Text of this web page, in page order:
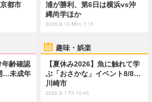
都市
浦が勝利、第6日は横浜vs沖
縄尚学ほか
2026.8.10 Mon 7:15
齢確認
…未成年
趣味・娯楽
【夏休み2026】魚に触れて学
ぶ「おさかな」イベント8/8…
川崎市
2026.8.7 Fri 10:45